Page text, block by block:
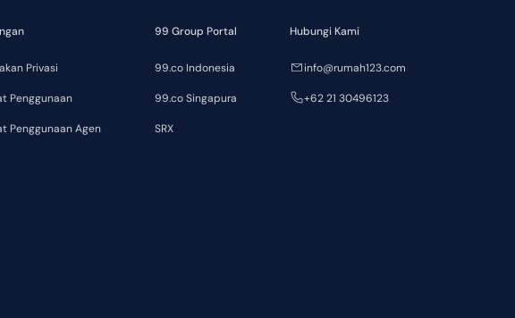
Privasi
Penggunaan
Penggunaan Agen
99 Group Portal
99.co Indonesia
99.co Singapura
SRX
Hubungi Kami
info@rumah123.com
+62 21 30496123